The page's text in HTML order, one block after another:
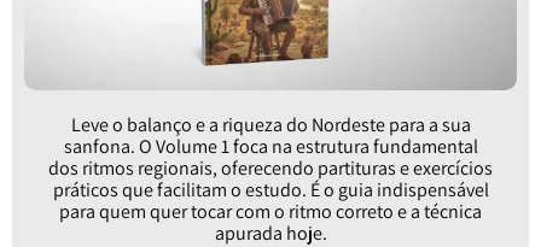
Leve o balanço e a riqueza do Nordeste para a sua
sanfona. O Volume 1 foca na estrutura fundamental
dos ritmos regionais, oferecendo partituras e exercícios
práticos que facilitam o estudo. É o guia indispensável
para quem quer tocar com o ritmo correto e a técnica
apurada hoje.